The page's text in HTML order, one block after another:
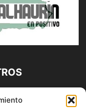
Propiedad de
71 95 | Noticias de